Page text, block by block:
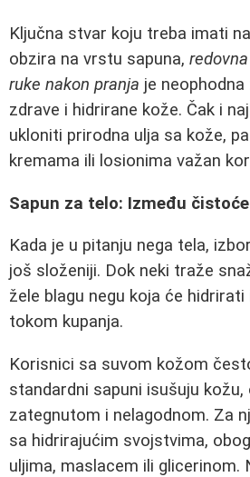
Ključna stvar koju treba imati
obzira na vrstu sapuna,
ruke nakon pranja je
zdrave i hidrirane kože. Čak i
ukloniti prirodna ulja sa kože,
kremama ili losionima važan
Sapun za telo: Između
Kada je u pitanju negа tela,
još složeniji. Dok neki traže
žele blagu negu koja će
tokom kupanja.
Korisnici sa suvom kožom
standardni sapuni isušuju kožu,
zategnutom i nelagodnom. Za
sa hidrirajućim svojstvima,
uljima, maslacem ili glicerinom.